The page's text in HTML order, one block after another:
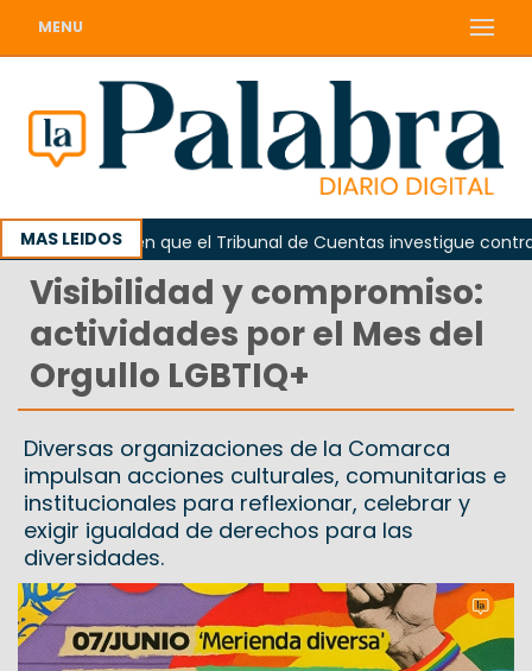
MENU
MAS LEIDOS
Piden que el Tribunal de Cuentas investigue
Visibilidad y compromiso:
actividades por el Mes del
Orgullo LGBTIQ+
Diversas organizaciones de la Comarca
impulsan acciones culturales, comunitarias e
institucionales para reflexionar, celebrar y
exigir igualdad de derechos para las
diversidades.